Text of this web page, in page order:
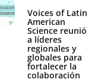
Voices of Latin
American
Science reunió
a líderes
regionales y
globales para
fortalecer la
colaboración